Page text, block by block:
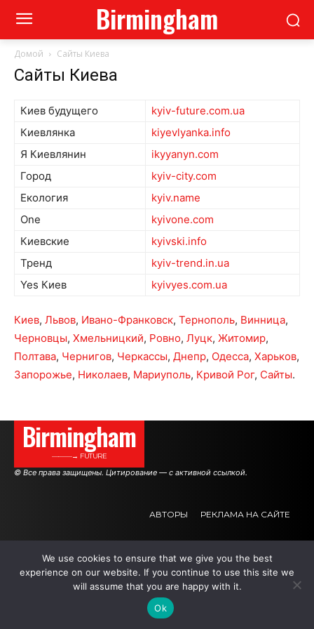
Birmingham
Домой Сайты Киева
Сайты Киева
Киев будущего
kyiv-future.com.ua
Киевлянка
kiyevlyanka.info
Я Киевлянин
ikyyanyn.com
Город
kyiv-city.com
Екология
kyiv.name
One
kyivone.com
Киевские
kyivski.info
Тренд
kyiv-trend.in.ua
Yes Киев
kyivyes.com.ua
Киев, Львов, Ивано-Франковск, Тернополь, Винница,
Черновцы, Хмельницкий, Ровно, Луцк, Житомир,
Полтава, Чернигов, Черкассы, Днепр, Одесса, Харьков,
Запорожье, Николаев, Мариуполь, Кривой Рог, Сайты.
Birmingham
———→ FUTURE
© Все права защищены. Цитирование — с активной ссылкой.
АВТОРЫ РЕКЛАМА НА САЙТЕ
We use cookies to ensure that we give you the best
experience on our website. If you continue to use this site we
will assume that you are happy with it.
Ok